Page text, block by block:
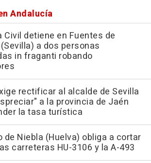
Andalucía
Civil detiene en Fuentes de
a dos personas
in fraganti robando
rectificar al alcalde de Sevilla
a la provincia de Jaén
la tasa turística
de Niebla (Huelva) obliga a cortar
carreteras HU-3106 y la A-493